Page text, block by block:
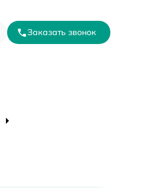
Заказать звонок